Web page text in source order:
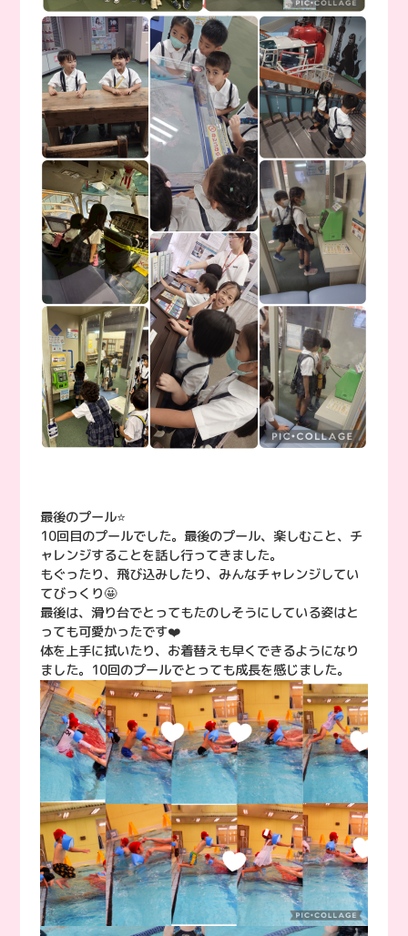
最後のプール⭐️
10回目のプールでした。最後のプール、楽しむこと、チ
ャレンジすることを話し行ってきました。
もぐったり、飛び込みしたり、みんなチャレンジしてい
てびっくり🤩
最後は、滑り台でとってもたのしそうにしている姿はと
っても可愛かったです❤️
体を上手に拭いたり、お着替えも早くできるようになり
ました。10回のプールでとっても成長を感じました。